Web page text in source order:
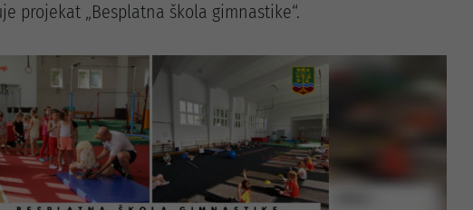
projekat „Besplatna škola gimnastike“.